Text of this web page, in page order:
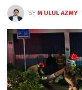
BY M ULUL AZMY